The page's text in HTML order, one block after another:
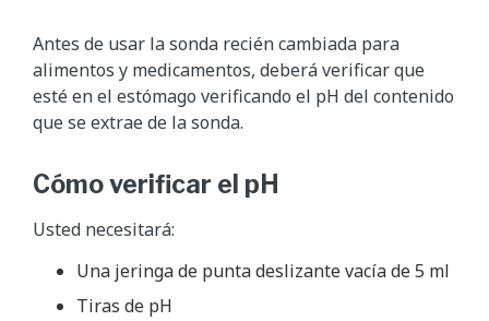
Antes de usar la sonda recién cambiada para
alimentos y medicamentos, deberá verificar que
esté en el estómago verificando el pH del contenido
que se extrae de la sonda.
Cómo verificar el pH
Usted necesitará:
Una jeringa de punta deslizante vacía de 5 ml
Tiras de pH